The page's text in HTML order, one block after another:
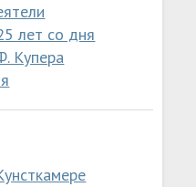
лет со дня
Купера